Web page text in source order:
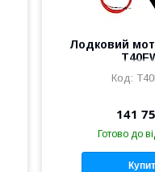
Лодковий
141
Готово до